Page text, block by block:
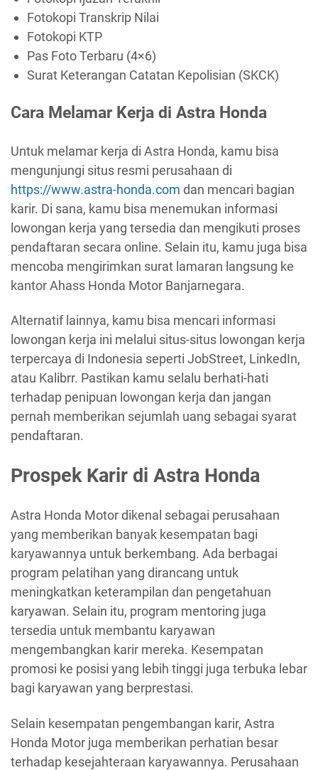
Fotokopi Transkrip Nilai
Fotokopi KTP
Pas Foto Terbaru (4×6)
Surat Keterangan Catatan Kepolisian (SKCK)
Cara Melamar Kerja di Astra Honda
Untuk melamar kerja di Astra Honda, kamu bisa
mengunjungi situs resmi perusahaan di
https://www.astra-honda.com dan mencari bagian
karir. Di sana, kamu bisa menemukan informasi
lowongan kerja yang tersedia dan mengikuti proses
pendaftaran secara online. Selain itu, kamu juga bisa
mencoba mengirimkan surat lamaran langsung ke
kantor Ahass Honda Motor Banjarnegara.
Alternatif lainnya, kamu bisa mencari informasi
lowongan kerja ini melalui situs-situs lowongan kerja
terpercaya di Indonesia seperti JobStreet, LinkedIn,
atau Kalibrr. Pastikan kamu selalu berhati-hati
terhadap penipuan lowongan kerja dan jangan
pernah memberikan sejumlah uang sebagai syarat
pendaftaran.
Prospek Karir di Astra Honda
Astra Honda Motor dikenal sebagai perusahaan
yang memberikan banyak kesempatan bagi
karyawannya untuk berkembang. Ada berbagai
program pelatihan yang dirancang untuk
meningkatkan keterampilan dan pengetahuan
karyawan. Selain itu, program mentoring juga
tersedia untuk membantu karyawan
mengembangkan karir mereka. Kesempatan
promosi ke posisi yang lebih tinggi juga terbuka lebar
bagi karyawan yang berprestasi.
Selain kesempatan pengembangan karir, Astra
Honda Motor juga memberikan perhatian besar
terhadap kesejahteraan karyawannya. Perusahaan